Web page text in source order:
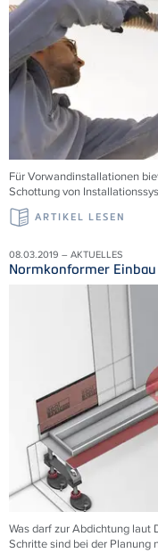
Für Vorwandinstallationen
Schottung von
ARTIKEL LESEN
08.03.2019 – AKTUELLES
Normkonformer
Was darf zur Abdichtung laut
Schritte sind bei der Planung